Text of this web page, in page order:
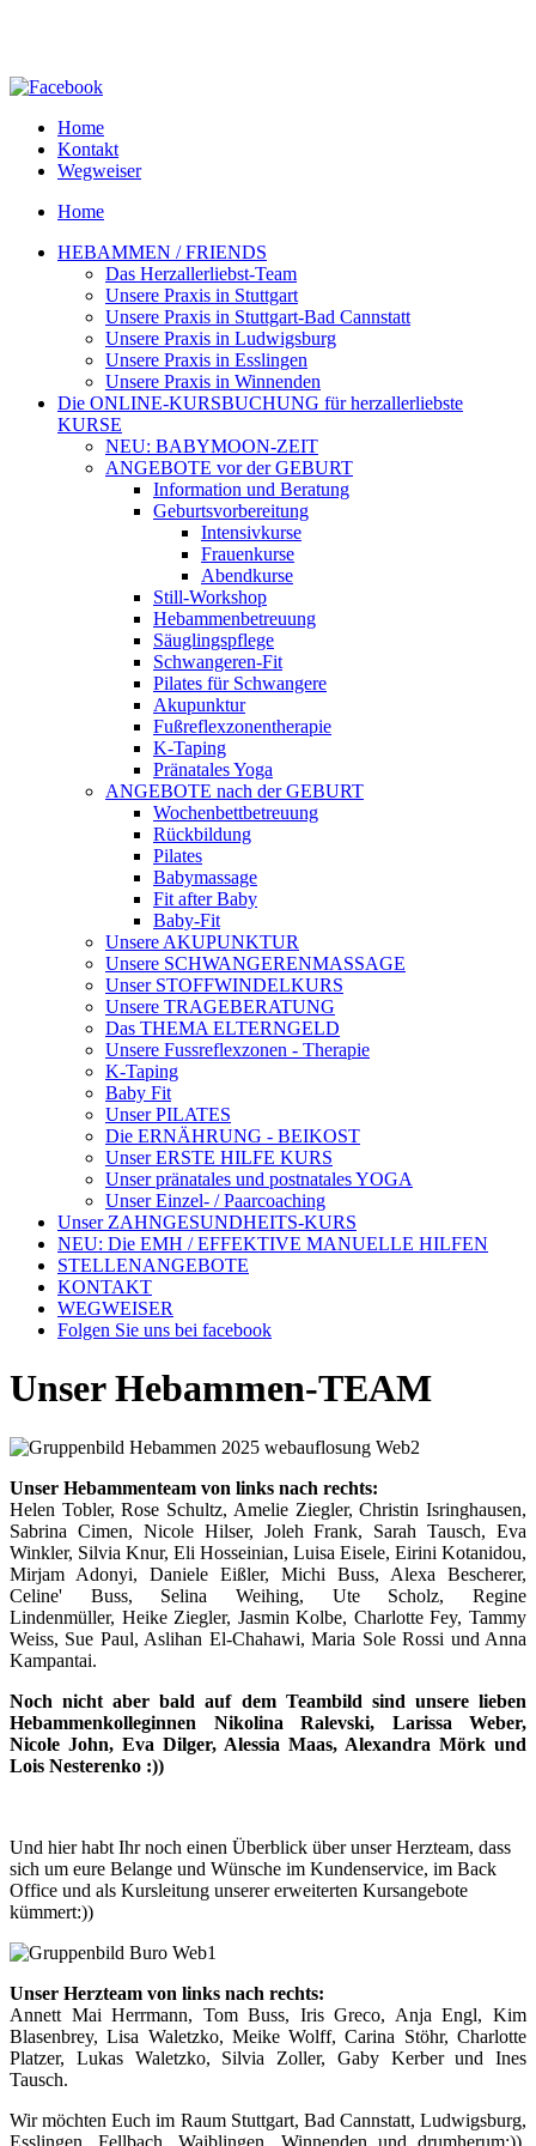
Home
Kontakt
Wegweiser
Home
HEBAMMEN / FRIENDS
Das Herzallerliebst-Team
Unsere Praxis in Stuttgart
Unsere Praxis in Stuttgart-Bad Cannstatt
Unsere Praxis in Ludwigsburg
Unsere Praxis in Esslingen
Unsere Praxis in Winnenden
Die ONLINE-KURSBUCHUNG für herzallerliebste
KURSE
NEU: BABYMOON-ZEIT
ANGEBOTE vor der GEBURT
Information und Beratung
Geburtsvorbereitung
Intensivkurse
Frauenkurse
Abendkurse
Still-Workshop
Hebammenbetreuung
Säuglingspflege
Schwangeren-Fit
Pilates für Schwangere
Akupunktur
Fußreflexzonentherapie
K-Taping
Pränatales Yoga
ANGEBOTE nach der GEBURT
Wochenbettbetreuung
Rückbildung
Pilates
Babymassage
Fit after Baby
Baby-Fit
Unsere AKUPUNKTUR
Unsere SCHWANGERENMASSAGE
Unser STOFFWINDELKURS
Unsere TRAGEBERATUNG
Das THEMA ELTERNGELD
Unsere Fussreflexzonen - Therapie
K-Taping
Baby Fit
Unser PILATES
Die ERNÄHRUNG - BEIKOST
Unser ERSTE HILFE KURS
Unser pränatales und postnatales YOGA
Unser Einzel- / Paarcoaching
Unser ZAHNGESUNDHEITS-KURS
NEU: Die EMH / EFFEKTIVE MANUELLE HILFEN
STELLENANGEBOTE
KONTAKT
WEGWEISER
Folgen Sie uns bei facebook
Unser Hebammen-TEAM
Unser Hebammenteam von links nach rechts:
Helen Tobler, Rose Schultz, Amelie Ziegler, Christin Isringhausen,
Sabrina Cimen, Nicole Hilser, Joleh Frank, Sarah Tausch, Eva
Winkler, Silvia Knur, Eli Hosseinian, Luisa Eisele, Eirini Kotanidou,
Mirjam Adonyi, Daniele Eißler, Michi Buss, Alexa Bescherer,
Celine' Buss, Selina Weihing, Ute Scholz, Regine
Lindenmüller, Heike Ziegler, Jasmin Kolbe, Charlotte Fey, Tammy
Weiss, Sue Paul, Aslihan El-Chahawi, Maria Sole Rossi und Anna
Kampantai.
Noch nicht aber bald auf dem Teambild sind unsere lieben
Hebammenkolleginnen Nikolina Ralevski, Larissa Weber,
Nicole John, Eva Dilger, Alessia Maas, Alexandra Mörk und
Lois Nesterenko :))
Und hier habt Ihr noch einen Überblick über unser Herzteam, dass
sich um eure Belange und Wünsche im Kundenservice, im Back
Office und als Kursleitung unserer erweiterten Kursangebote
kümmert:))
Unser Herzteam von links nach rechts:
Annett Mai Herrmann, Tom Buss, Iris Greco, Anja Engl, Kim
Blasenbrey, Lisa Waletzko, Meike Wolff, Carina Stöhr, Charlotte
Platzer, Lukas Waletzko, Silvia Zoller, Gaby Kerber und Ines
Tausch.
Wir möchten Euch im Raum Stuttgart, Bad Cannstatt, Ludwigsburg,
Esslingen, Fellbach, Waiblingen, Winnenden und drumherum:))